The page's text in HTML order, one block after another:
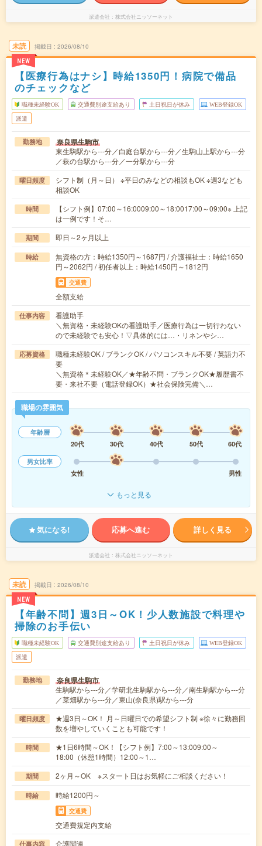
派遣会社 株式会社ニッソーネット
未読
NEW
掲載日 2026/08/10
【医療行為はナシ】時給1350円！病院で備品
のチェックなど
職種未経験OK 交通費別途支給あり 土日祝日が休み WEB登録OK
派遣
勤務地 奈良県生駒市
東生駒駅から---分／白庭台駅から---分／生駒山上駅から---分
／萩の台駅から---分／一分駅から---分
曜日頻度
シフト制（月～日） ※平日のみなどの相談もOK ※週3なども
相談OK
時間
【シフト例】07:00～16:0009:00～18:0017:00～09:00※ 上記
は一例です！そ…
期間 即日～2ヶ月以上
時給
無資格の方：時給1350円～1687円 / 介護福祉士：時給1650
円～2062円 / 初任者以上：時給1450円～1812円
交通費
全額支給
仕事内容
看護助手
＼無資格・未経験OKの看護助手／医療行為は一切行わない
ので未経験でも安心！▽具体的には…・リネンやシ…
応募資格
職種未経験OK / ブランクOK / パソコンスキル不要 / 英語力不
要
＼無資格＊未経験OK／★年齢不問・ブランクOK★履歴書不
要・来社不要（電話登録OK）★社会保険完備＼…
職場の雰囲気
年齢層
20代
30代 40代 50代
60代
男女比率
女性
男性
もっと見る
気になる! 応募へ進む 詳しく見る
派遣会社 株式会社ニッソーネット
未読
NEW
掲載日 2026/08/10
【年齢不問】週3日～OK！少人数施設で料理や
掃除のお手伝い
職種未経験OK 交通費別途支給あり 土日祝日が休み WEB登録OK
派遣
勤務地 奈良県生駒市
生駒駅から---分／学研北生駒駅から---分／南生駒駅から---分
／菜畑駅から---分／東山(奈良県)駅から---分
曜日頻度
★週3日～OK！ 月～日曜日での希望シフト制 ※徐々に勤務回
数を増やしていくことも可能です！
時間
★1日6時間～OK！【シフト例】7:00～13:009:00～
18:00（休憩1時間）12:00～1…
期間 2ヶ月～OK ※スタート日はお気軽にご相談ください！
時給 時給1200円～
交通費
交通費規定内支給
仕事内容 介護関連